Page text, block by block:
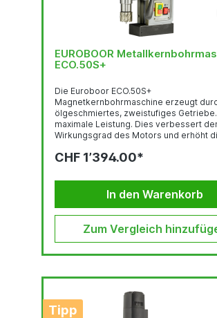
EUROBOOR
ECO.50S+
Die Euroboor ECO.50S+
Magnetkernbohrmaschine erzeugt
ölgeschmiertes, zweistufiges Getriebe
maximale Leistung. Dies verbessert
Wirkungsgrad des Motors und erhöht
tragbare Magnetkernbohrmaschine für
innovativen Elektronik, die mehr
bietet, das Risiko von Schäden an
Werkzeug und Werkstück deutlich
oder plötzlichem Verschieben des...
CHF 1’394.00*
In den Warenkorb
Zum Vergleich
Tipp